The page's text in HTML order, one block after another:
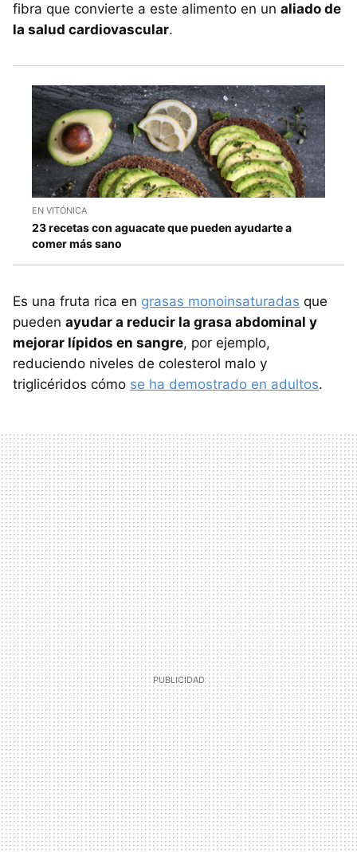
fibra que convierte a este alimento en un aliado de
la salud cardiovascular.
EN VITÓNICA
23 recetas con aguacate que pueden ayudarte a
comer más sano
Es una fruta rica en grasas monoinsaturadas que
pueden ayudar a reducir la grasa abdominal y
mejorar lípidos en sangre, por ejemplo,
reduciendo niveles de colesterol malo y
triglicéridos cómo se ha demostrado en adultos.